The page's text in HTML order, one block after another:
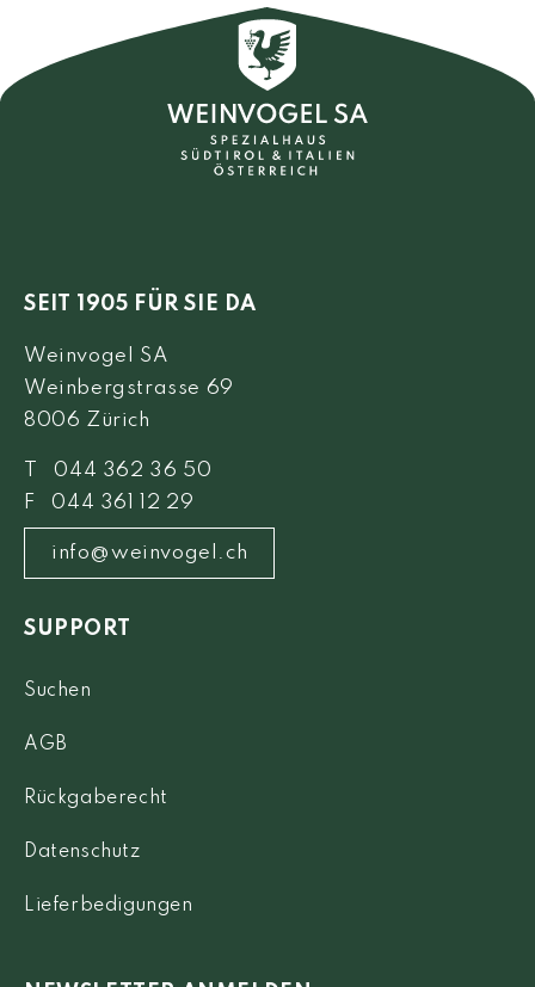
SEIT 1905 FÜR SIE DA
Weinvogel SA
Weinbergstrasse 69
8006 Zürich
T 044 362 36 50
F 044 361 12 29
info@weinvogel.ch
SUPPORT
Suchen
AGB
Rückgaberecht
Datenschutz
Lieferbedigungen